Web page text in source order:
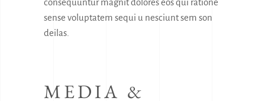
consequuntur magnit dolores eos qui ratione
sense voluptatem sequi u nesciunt sem son
deilas.
MEDIA &